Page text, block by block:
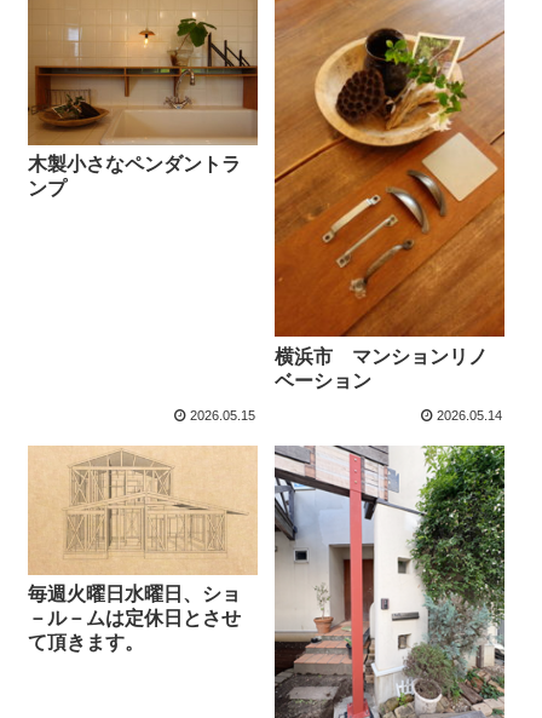
木製小さなペンダントラ
ンプ
2026.05.15
横浜市 マンションリノ
ベーション
2026.05.14
毎週火曜日水曜日、ショ
－ル－ムは定休日とさせ
て頂きます。